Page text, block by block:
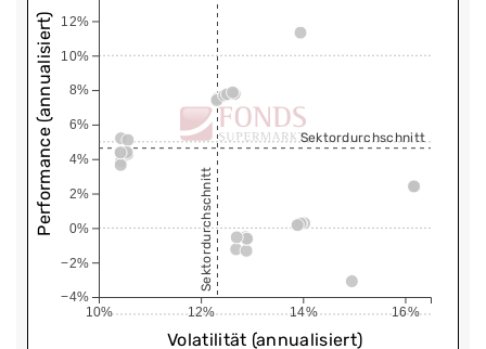
10% 12% 14% 16%
−4%
−2%
0%
2%
4%
6%
8%
10%
12%
Sektordurchschnitt
Sektordurchschnitt
Volatilität (annualisiert)
Performance (annualisiert)